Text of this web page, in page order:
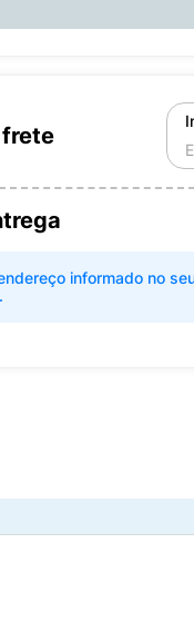
informado no